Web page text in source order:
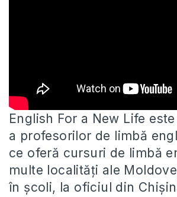
English For a New Life
a profesorilor de limbă
ce oferă cursuri de limbă
multe localități ale
în școli, la oficiul din